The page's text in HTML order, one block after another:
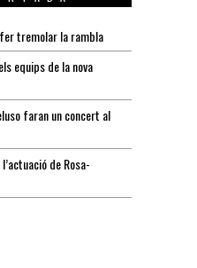
tremolar la rambla
equips de la nova
faran un concert al
de Rosa-